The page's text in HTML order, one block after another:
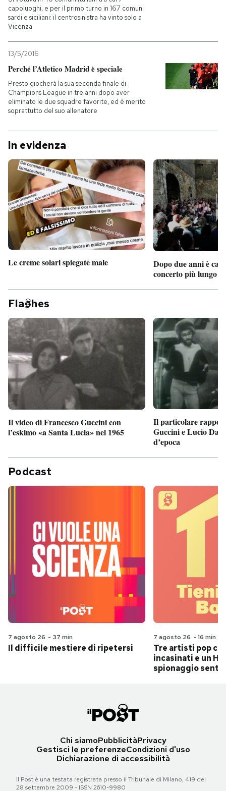
capoluoghi, e per il primo turno in 167 comuni
sardi e siciliani: il centrosinistra ha vinto solo a
Vicenza
13/5/2016
Perché l’Atletico Madrid è speciale
Presto giocherà la sua seconda finale di
Champions League in tre anni dopo aver
eliminato le due squadre favorite, ed è merito
soprattutto del suo allenatore
In evidenza
Le creme solari spiegate male
Dopo due anni è
concerto più lungo
Fla hes
Il video di Francesco Guccini con
l’eskimo «a Santa Lucia» nel 1965
Il particolare
Guccini e Lucio
d’epoca
Podcast
7 agosto 26 - 37 min
Il difficile mestiere di ripetersi
7 agosto 26 - 16 min
Tre artisti pop
incasinati e un
spionaggio
Chi siamoPubblicitàPrivacy
Gestisci le preferenzeCondizioni d'uso
Dichiarazione di accessibilità
Il Post è una testata registrata presso il Tribunale di Milano, 419 del
28 settembre 2009 - ISSN 2610-9980